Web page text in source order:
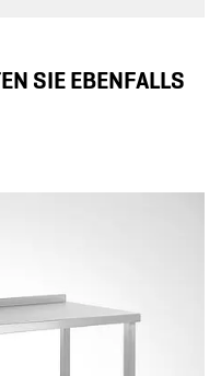
SIE EBENFALLS